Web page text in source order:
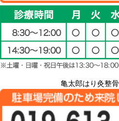
亀太郎はり灸整